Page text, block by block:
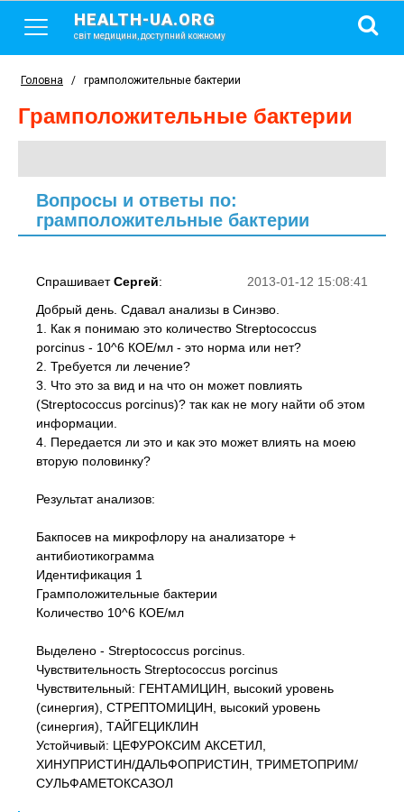
HEALTH-UA.ORG
світ медицини, доступний кожному
Головна / грамположительные бактерии
грамположительные бактерии
Вопросы и ответы по:
грамположительные бактерии
2013-01-12 15:08:41
СпрашиваетСергей:
Добрый день. Сдавал анализы в Синэво.
1. Как я понимаю это количество Streptococcus
porcinus - 10^6 КОЕ/мл - это норма или нет?
2. Требуется ли лечение?
3. Что это за вид и на что он может повлиять
(Streptococcus porcinus)? так как не могу найти об этом
информации.
4. Передается ли это и как это может влиять на моею
вторую половинку?
Результат анализов:
Бакпосев на микрофлору на анализаторе +
антибиотикограмма
Идентификация 1
Грамположительные бактерии
Количество 10^6 КОЕ/мл
Выделено - Streptococcus porcinus.
Чувствительность Streptococcus porcinus
Чувствительный: ГЕНТАМИЦИН, высокий уровень
(синергия), СТРЕПТОМИЦИН, высокий уровень
(синергия), ТАЙГЕЦИКЛИН
Устойчивый: ЦЕФУРОКСИМ АКСЕТИЛ,
ХИНУПРИСТИН/ДАЛЬФОПРИСТИН, ТРИМЕТОПРИМ/
СУЛЬФАМЕТОКСАЗОЛ